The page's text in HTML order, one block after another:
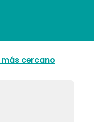
cercano